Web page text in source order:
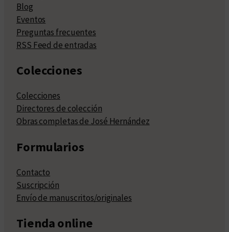
Blog
Eventos
Preguntas frecuentes
RSS Feed de entradas
Colecciones
Colecciones
Directores de colección
Obras completas de José Hernández
Formularios
Contacto
Suscripción
Envío de manuscritos/originales
Tienda online